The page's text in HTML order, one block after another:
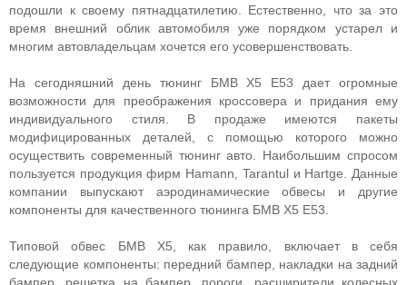
подошли к своему пятнадцатилетию. Естественно, что за это
время внешний облик автомобиля уже порядком устарел и
многим автовладельцам хочется его усовершенствовать.
На сегодняшний день тюнинг БМВ X5 E53 дает огромные
возможности для преображения кроссовера и придания ему
индивидуального стиля. В продаже имеются пакеты
модифицированных деталей, с помощью которого можно
осуществить современный тюнинг авто. Наибольшим спросом
пользуется продукция фирм Hamann, Tarantul и Hartge. Данные
компании выпускают аэродинамические обвесы и другие
компоненты для качественного тюнинга БМВ X5 E53.
Типовой обвес БМВ X5, как правило, включает в себя
следующие компоненты: передний бампер, накладки на задний